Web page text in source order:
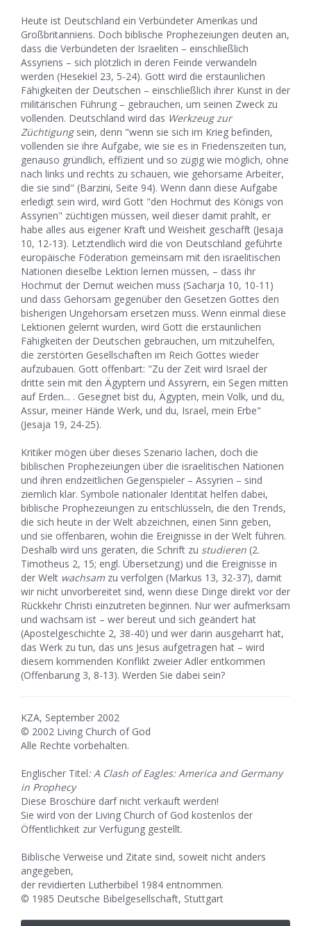
Heute ist Deutschland ein Verbündeter Amerikas und
Großbritanniens. Doch biblische Prophezeiungen deuten an,
dass die Verbündeten der Israeliten – einschließlich
Assyriens – sich plötzlich in deren Feinde verwandeln
werden (Hesekiel 23, 5-24). Gott wird die erstaunlichen
Fähigkeiten der Deutschen – einschließlich ihrer Kunst in der
militärischen Führung – gebrauchen, um seinen Zweck zu
vollenden. Deutschland wird das Werkzeug zur
Züchtigungsein, denn "wenn sie sich im Krieg befinden,
vollenden sie ihre Aufgabe, wie sie es in Friedenszeiten tun,
genauso gründlich, effizient und so zügig wie möglich, ohne
nach links und rechts zu schauen, wie gehorsame Arbeiter,
die sie sind" (Barzini, Seite 94). Wenn dann diese Aufgabe
erledigt sein wird, wird Gott "den Hochmut des Königs von
Assyrien" züchtigen müssen, weil dieser damit prahlt, er
habe alles aus eigener Kraft und Weisheit geschafft (Jesaja
10, 12-13). Letztendlich wird die von Deutschland geführte
europäische Föderation gemeinsam mit den israelitischen
Nationen dieselbe Lektion lernen müssen, – dass ihr
Hochmut der Demut weichen muss (Sacharja 10, 10-11)
und dass Gehorsam gegenüber den Gesetzen Gottes den
bisherigen Ungehorsam ersetzen muss. Wenn einmal diese
Lektionen gelernt wurden, wird Gott die erstaunlichen
Fähigkeiten der Deutschen gebrauchen, um mitzuhelfen,
die zerstörten Gesellschaften im Reich Gottes wieder
aufzubauen. Gott offenbart: "Zu der Zeit wird Israel der
dritte sein mit den Ägyptern und Assyrern, ein Segen mitten
auf Erden... . Gesegnet bist du, Ägypten, mein Volk, und du,
Assur, meiner Hände Werk, und du, Israel, mein Erbe"
(Jesaja 19, 24-25).
Kritiker mögen über dieses Szenario lachen, doch die
biblischen Prophezeiungen über die israelitischen Nationen
und ihren endzeitlichen Gegenspieler – Assyrien – sind
ziemlich klar. Symbole nationaler Identität helfen dabei,
biblische Prophezeiungen zu entschlüsseln, die den Trends,
die sich heute in der Welt abzeichnen, einen Sinn geben,
und sie offenbaren, wohin die Ereignisse in der Welt führen.
Deshalb wird uns geraten, die Schrift zu studieren (2.
Timotheus 2, 15; engl. Übersetzung) und die Ereignisse in
der Welt wachsam zu verfolgen (Markus 13, 32-37), damit
wir nicht unvorbereitet sind, wenn diese Dinge direkt vor der
Rückkehr Christi einzutreten beginnen. Nur wer aufmerksam
und wachsam ist – wer bereut und sich geändert hat
(Apostelgeschichte 2, 38-40) und wer darin ausgeharrt hat,
das Werk zu tun, das uns Jesus aufgetragen hat – wird
diesem kommenden Konflikt zweier Adler entkommen
(Offenbarung 3, 8-13). Werden Sie dabei sein?
KZA, September 2002
© 2002 Living Church of God
Alle Rechte vorbehalten.
Englischer Titel: A Clash of Eagles: America and Germany
in Prophecy
Diese Broschüre darf nicht verkauft werden!
Sie wird von der Living Church of God kostenlos der
Öffentlichkeit zur Verfügung gestellt.
Biblische Verweise und Zitate sind, soweit nicht anders
angegeben,
der revidierten Lutherbibel 1984 entnommen.
© 1985 Deutsche Bibelgesellschaft, Stuttgart